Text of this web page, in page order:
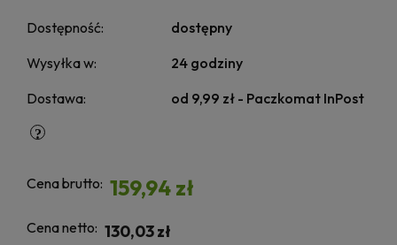
Dostępność:
dostępny
Wysyłka w:
24 godziny
Dostawa:
od 9,99 zł - Paczkomat InPost
Cena brutto: 159,94 zł
Cena netto: 130,03 zł